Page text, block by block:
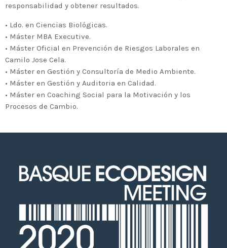
El Basque Ecodesign Meeting
2020 celebrará en Bilbao los 20
años de liderazgo en innovación
medioambiental de las empresas
vascas
responsabilidad y obtener resultados.
• Ldo. en Ciencias Biológicas.
• Máster MBA Executive.
• Máster Oficial en Prevención de Riesgos Laborales en
Camilo Jose Cela.
• Máster en Gestión y Consultoría de Medio Ambiente.
• Máster en Gestión y Auditoria en Calidad.
• Máster en Coaching Social para la Motivación y los
Procesos de Cambio.